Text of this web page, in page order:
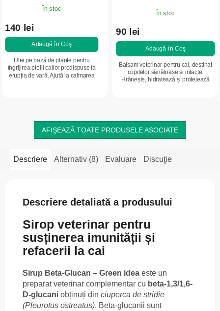
În stoc
140 lei
Adaugă în Coş
Ulei pe bază de plante pentru
îngrijirea pielii cailor predispuse la
erupția de vară. Ajută la calmarea
În stoc
90 lei
Adaugă în Coş
Balsam veterinar pentru cai, destinat
copitelor sănătoase și intacte.
Hrănește, hidratează și protejează
AFIŞEAZĂ TOATE PRODUSELE ASOCIATE
Descriere Alternativ (8) Evaluare Discuţie
Descriere detaliată a produsului
Sirop veterinar pentru
susținerea imunității și
refacerii la cai
Sirup Beta-Glucan – Green idea este un
preparat veterinar complementar cu beta-1,3/1,6-
D-glucani obținuți din ciuperca de stridie
(Pleurotus ostreatus). Beta-glucanii sunt